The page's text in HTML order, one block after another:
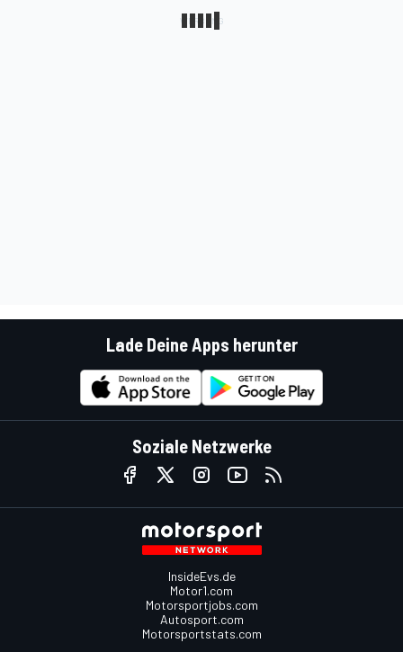
Lade Deine Apps herunter
Soziale Netzwerke
InsideEvs.de
Motor1.com
Motorsportjobs.com
Autosport.com
Motorsportstats.com